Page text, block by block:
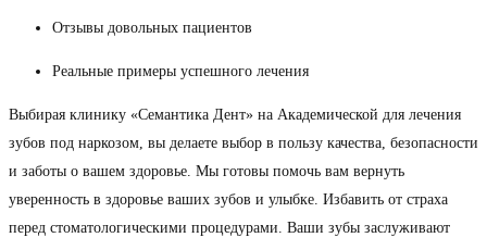
Отзывы довольных пациентов
Реальные примеры успешного лечения
Выбирая клинику «Семантика Дент» на Академической для лечения
зубов под наркозом, вы делаете выбор в пользу качества, безопасности
и заботы о вашем здоровье. Мы готовы помочь вам вернуть
уверенность в здоровье ваших зубов и улыбке. Избавить от страха
перед стоматологическими процедурами. Ваши зубы заслуживают